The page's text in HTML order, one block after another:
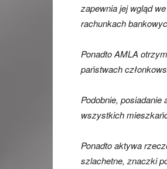
zapewnia jej wgląd
rachunkach
Ponadto AMLA
państwach
Podobnie,
wszystkich
Ponadto aktywa
szlachetne, znaczki